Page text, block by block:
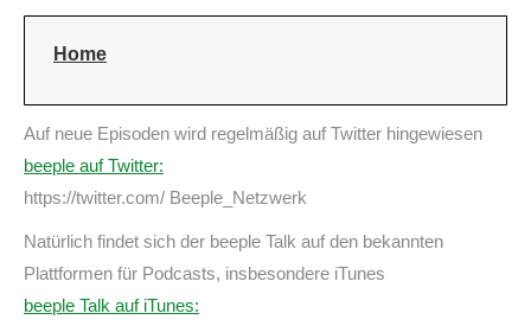
Home
Auf neue Episoden wird regelmäßig auf Twitter hingewiesen
beeple auf Twitter:
https://twitter.com/ Beeple_Netzwerk
Natürlich findet sich der beeple Talk auf den bekannten
Plattformen für Podcasts, insbesondere iTunes
beeple Talk auf iTunes: